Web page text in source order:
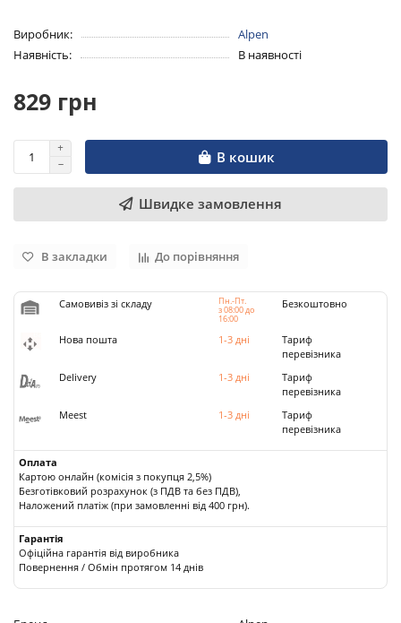
Виробник:
Alpen
Наявність:
В наявності
829 грн
В кошик
Швидке замовлення
В закладки До порівняння
Самовивіз зі складу Пн.-Пт.
з 08:00 до
16:00
Безкоштовно
Нова пошта 1-3 дні
Тариф
перевізника
Delivery
1-3 дні
Тариф
перевізника
Meest
1-3 дні
Тариф
перевізника
Оплата
Картою онлайн (комісія з покупця 2,5%)
Безготівковий розрахунок (з ПДВ та без ПДВ),
Наложений платіж (при замовленні від 400 грн).
Гарантія
Офіційна гарантія від виробника
Повернення / Обмін протягом 14 днів